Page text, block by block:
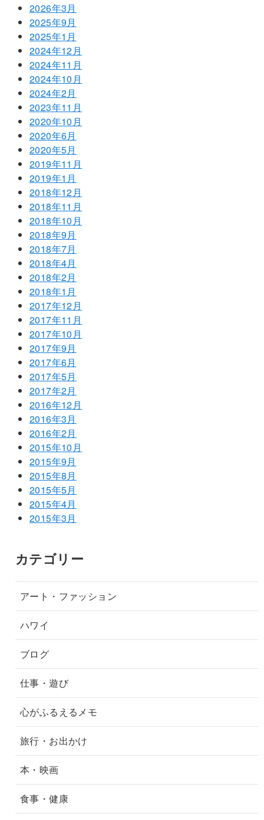
2026年3月
2025年9月
2025年1月
2024年12月
2024年11月
2024年10月
2024年2月
2023年11月
2020年10月
2020年6月
2020年5月
2019年11月
2019年1月
2018年12月
2018年11月
2018年10月
2018年9月
2018年7月
2018年4月
2018年2月
2018年1月
2017年12月
2017年11月
2017年10月
2017年9月
2017年6月
2017年5月
2017年2月
2016年12月
2016年3月
2016年2月
2015年10月
2015年9月
2015年8月
2015年5月
2015年4月
2015年3月
カテゴリー
アート・ファッション
ハワイ
ブログ
仕事・遊び
心がふるえるメモ
旅行・お出かけ
本・映画
食事・健康